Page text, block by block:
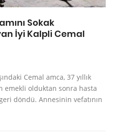
Sokak
İyi Kalpli Cemal
Cemal amca, 37 yıllık
emekli olduktan sonra hasta
döndü. Annesinin vefatının